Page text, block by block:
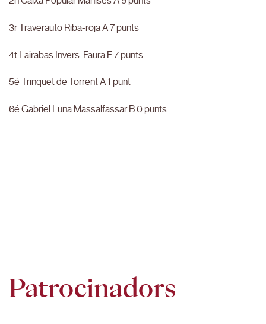
3r Traverauto Riba-roja A 7 punts
4t Lairabas Invers. Faura F 7 punts
5é Trinquet de Torrent A 1 punt
6é Gabriel Luna Massalfassar B 0 punts
Patrocinadors